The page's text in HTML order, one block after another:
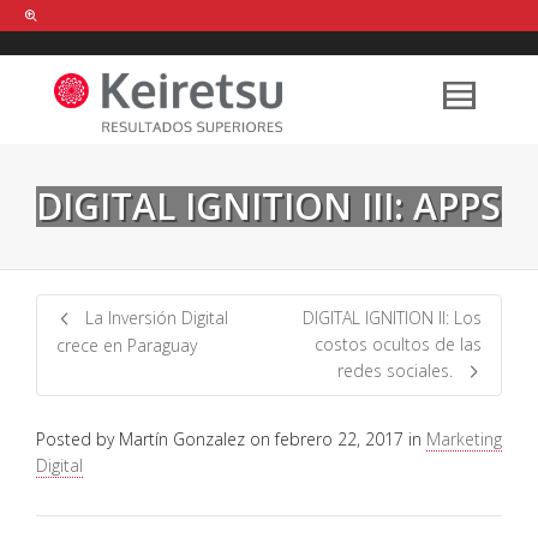
Help me Dante! I'm looking for new
shirts in a size medium
that cost
between £ . Show me all the
DIGITAL IGNITION III: APPS
La Inversión Digital
crece en Paraguay
DIGITAL IGNITION II: Los
costos ocultos de las
redes sociales.
Posted by Martín Gonzalez onfebrero 22, 2017 in Marketing
Digital